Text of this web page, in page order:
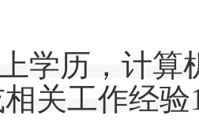
学历， 计算
关工作经验